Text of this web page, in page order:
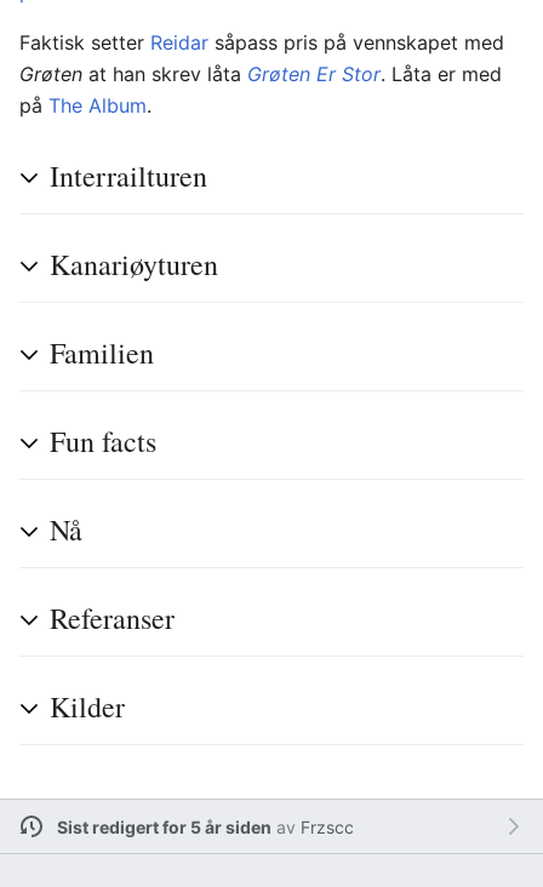
Faktisk setter Reidar såpass pris på vennskapet med
Grøten at han skrev låta Grøten Er Stor. Låta er med
på The Album.
Interrailturen
Kanariøyturen
Familien
Fun facts
Nå
Referanser
Kilder
Sist redigert for 5 år siden av Frzscc